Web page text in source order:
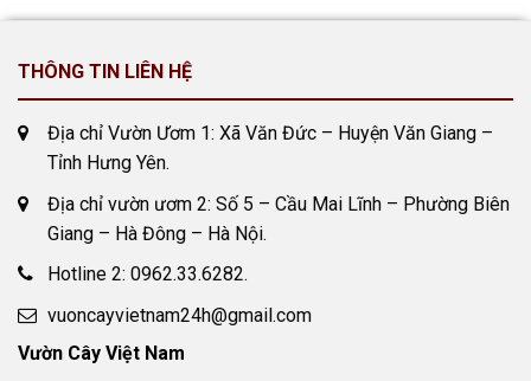
THÔNG TIN LIÊN HỆ
Địa chỉ Vườn Ươm 1: Xã Văn Đức – Huyện Văn Giang –
Tỉnh Hưng Yên.
Địa chỉ vườn ươm 2: Số 5 – Cầu Mai Lĩnh – Phường Biên
Giang – Hà Đông – Hà Nội.
Hotline 2: 0962.33.6282.
vuoncayvietnam24h@gmail.com
Vườn Cây Việt Nam